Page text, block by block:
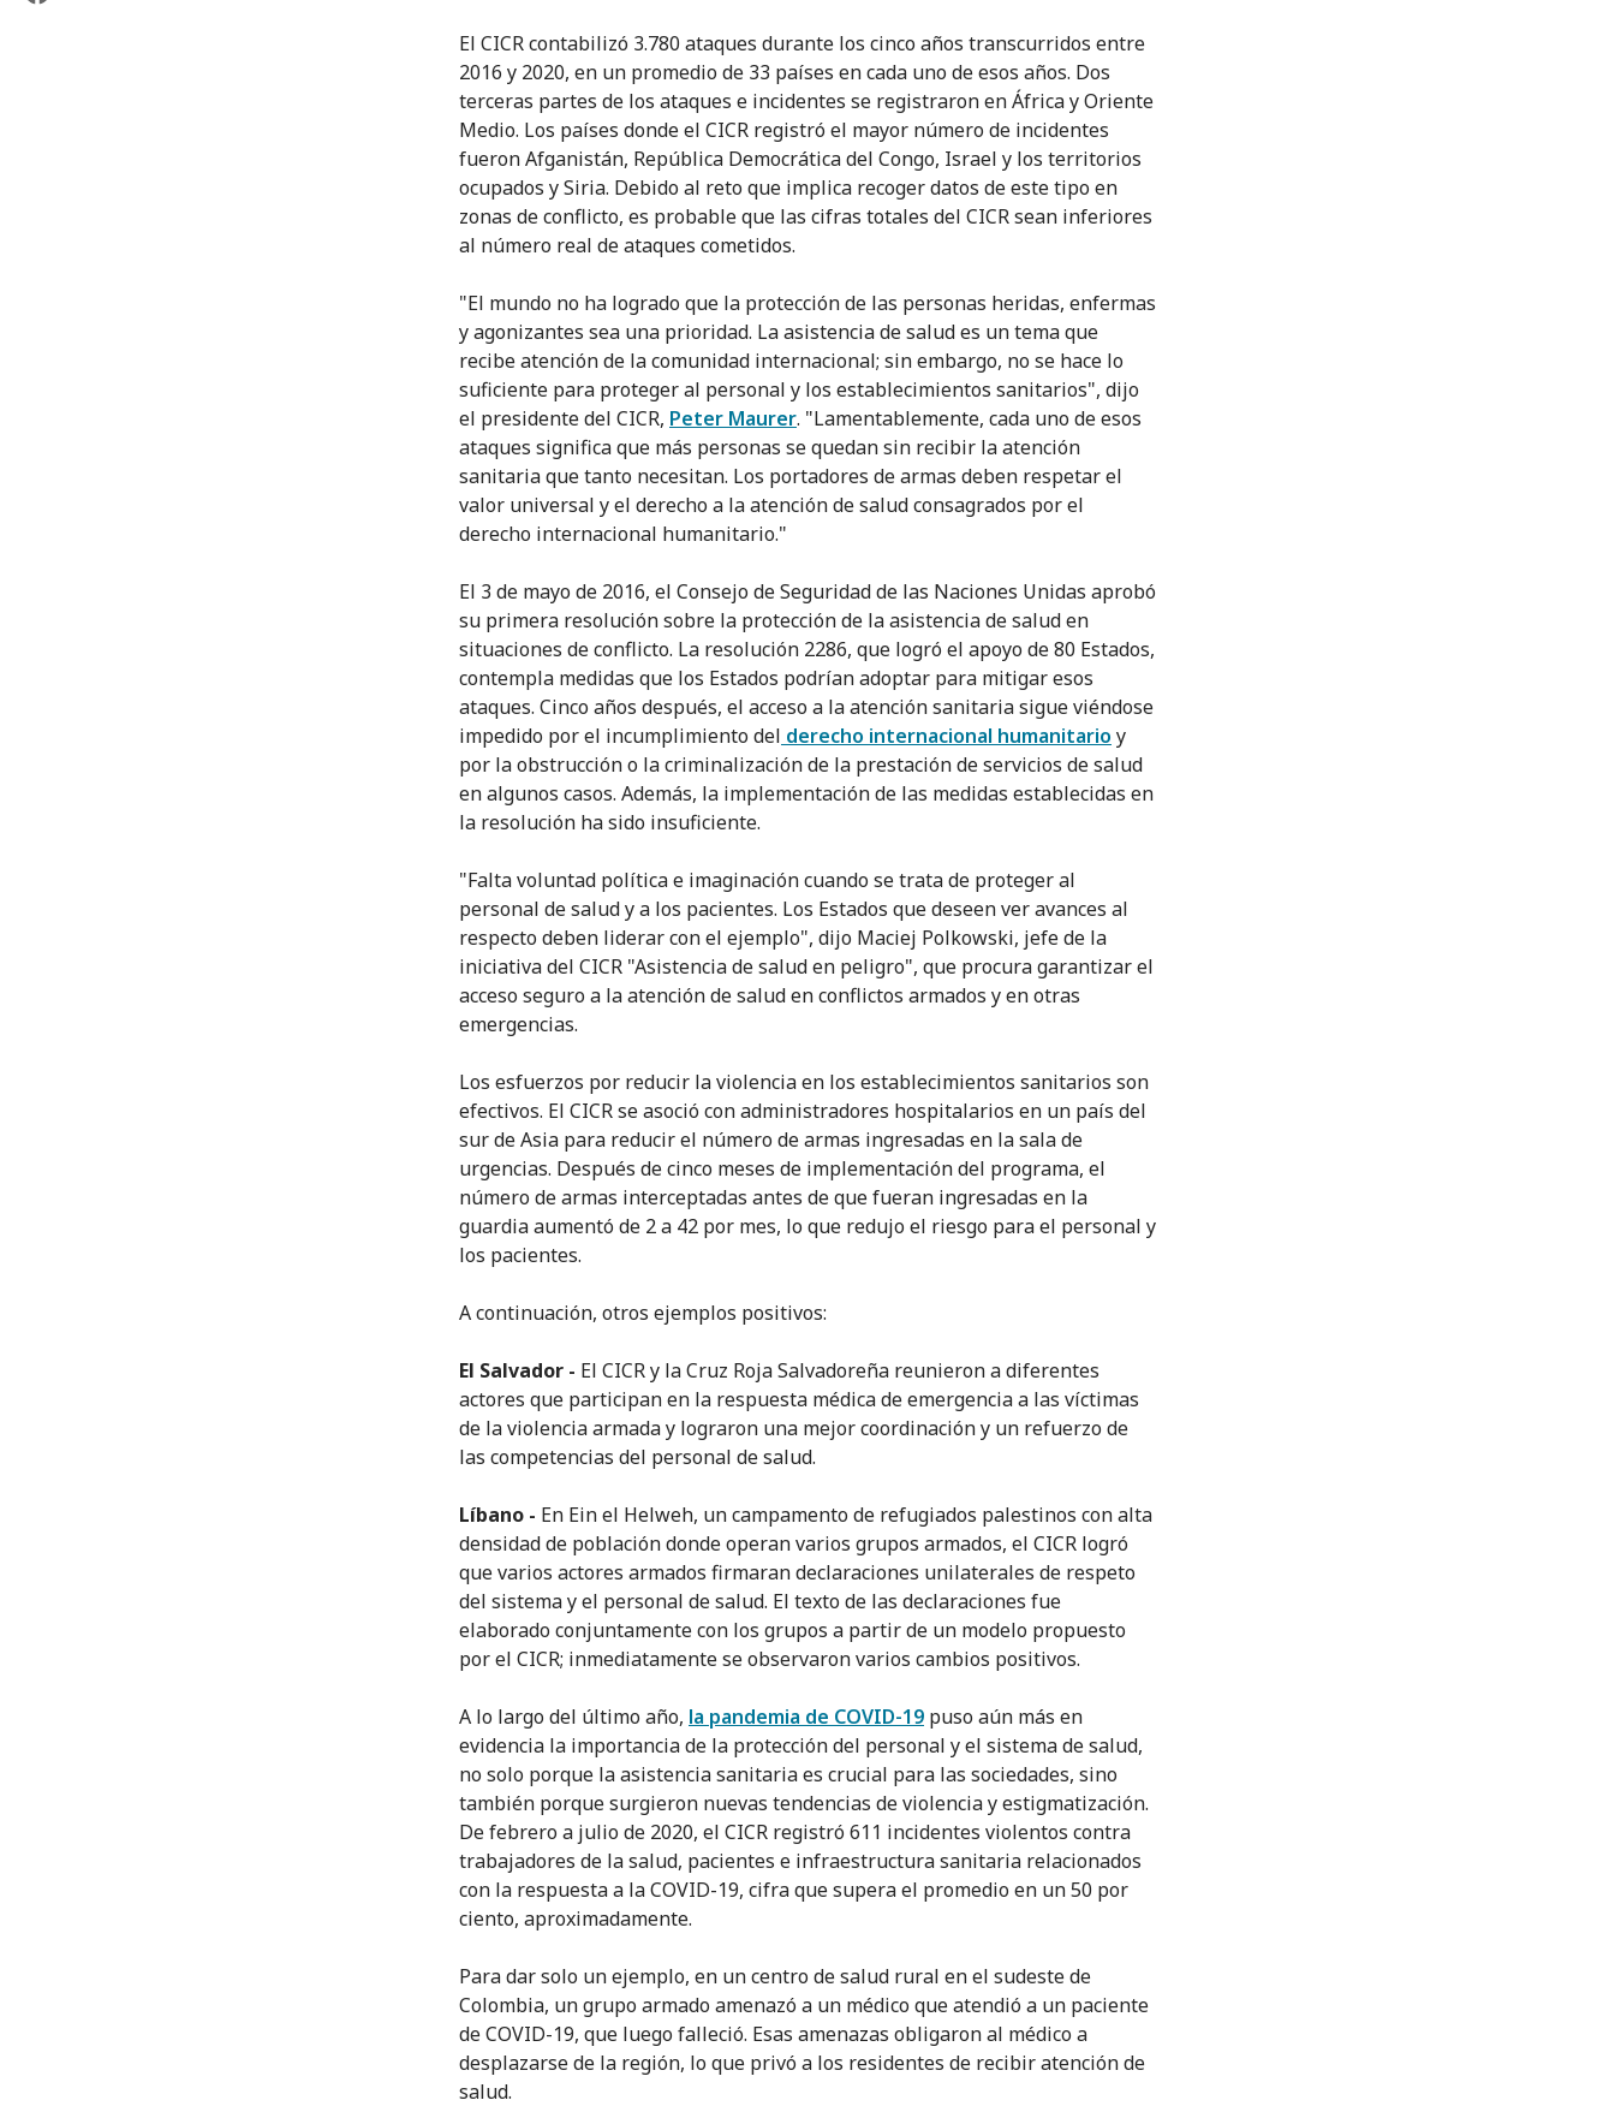
El CICR contabilizó 3.780 ataques durante los cinco años transcurridos entre
2016 y 2020, en un promedio de 33 países en cada uno de esos años. Dos
terceras partes de los ataques e incidentes se registraron en África y Oriente
Medio. Los países donde el CICR registró el mayor número de incidentes
fueron Afganistán, República Democrática del Congo, Israel y los territorios
ocupados y Siria. Debido al reto que implica recoger datos de este tipo en
zonas de conflicto, es probable que las cifras totales del CICR sean inferiores
al número real de ataques cometidos.
"El mundo no ha logrado que la protección de las personas heridas, enfermas
y agonizantes sea una prioridad. La asistencia de salud es un tema que
recibe atención de la comunidad internacional; sin embargo, no se hace lo
suficiente para proteger al personal y los establecimientos sanitarios", dijo
el presidente del CICR, Peter Maurer. "Lamentablemente, cada uno de esos
ataques significa que más personas se quedan sin recibir la atención
sanitaria que tanto necesitan. Los portadores de armas deben respetar el
valor universal y el derecho a la atención de salud consagrados por el
derecho internacional humanitario."
El 3 de mayo de 2016, el Consejo de Seguridad de las Naciones Unidas aprobó
su primera resolución sobre la protección de la asistencia de salud en
situaciones de conflicto. La resolución 2286, que logró el apoyo de 80 Estados,
contempla medidas que los Estados podrían adoptar para mitigar esos
ataques. Cinco años después, el acceso a la atención sanitaria sigue viéndose
impedido por el incumplimiento del derecho internacional humanitario y
por la obstrucción o la criminalización de la prestación de servicios de salud
en algunos casos. Además, la implementación de las medidas establecidas en
la resolución ha sido insuficiente.
"Falta voluntad política e imaginación cuando se trata de proteger al
personal de salud y a los pacientes. Los Estados que deseen ver avances al
respecto deben liderar con el ejemplo", dijo Maciej Polkowski, jefe de la
iniciativa del CICR "Asistencia de salud en peligro", que procura garantizar el
acceso seguro a la atención de salud en conflictos armados y en otras
emergencias.
Los esfuerzos por reducir la violencia en los establecimientos sanitarios son
efectivos. El CICR se asoció con administradores hospitalarios en un país del
sur de Asia para reducir el número de armas ingresadas en la sala de
urgencias. Después de cinco meses de implementación del programa, el
número de armas interceptadas antes de que fueran ingresadas en la
guardia aumentó de 2 a 42 por mes, lo que redujo el riesgo para el personal y
los pacientes.
A continuación, otros ejemplos positivos:
El Salvador - El CICR y la Cruz Roja Salvadoreña reunieron a diferentes
actores que participan en la respuesta médica de emergencia a las víctimas
de la violencia armada y lograron una mejor coordinación y un refuerzo de
las competencias del personal de salud.
Líbano - En Ein el Helweh, un campamento de refugiados palestinos con alta
densidad de población donde operan varios grupos armados, el CICR logró
que varios actores armados firmaran declaraciones unilaterales de respeto
del sistema y el personal de salud. El texto de las declaraciones fue
elaborado conjuntamente con los grupos a partir de un modelo propuesto
por el CICR; inmediatamente se observaron varios cambios positivos.
A lo largo del último año, la pandemia de COVID-19 puso aún más en
evidencia la importancia de la protección del personal y el sistema de salud,
no solo porque la asistencia sanitaria es crucial para las sociedades, sino
también porque surgieron nuevas tendencias de violencia y estigmatización.
De febrero a julio de 2020, el CICR registró 611 incidentes violentos contra
trabajadores de la salud, pacientes e infraestructura sanitaria relacionados
con la respuesta a la COVID-19, cifra que supera el promedio en un 50 por
ciento, aproximadamente.
Para dar solo un ejemplo, en un centro de salud rural en el sudeste de
Colombia, un grupo armado amenazó a un médico que atendió a un paciente
de COVID-19, que luego falleció. Esas amenazas obligaron al médico a
desplazarse de la región, lo que privó a los residentes de recibir atención de
salud.